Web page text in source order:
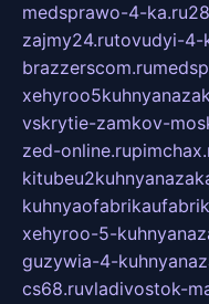
medsprawo-4-ka.ru
zajmy24.rutovudyi-4-
brazzerscom.ru
vskrytie-zamkov-
zed-online.ru
xehyroo-5-
guzywia-4-
cs68.ruvladivostok-